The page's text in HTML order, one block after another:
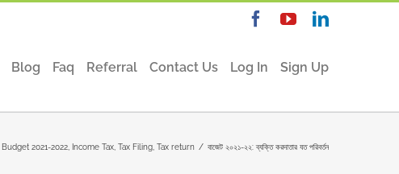
Facebook
YouTubeLinkedin
Blog Faq Referral Contact Us Log In Sign Up
Budget 2021-2022 Income Tax Tax Filing Tax return / বাজেট ২০২১-২২: ব্যক্তি করদাতার যত পরিবর্তন